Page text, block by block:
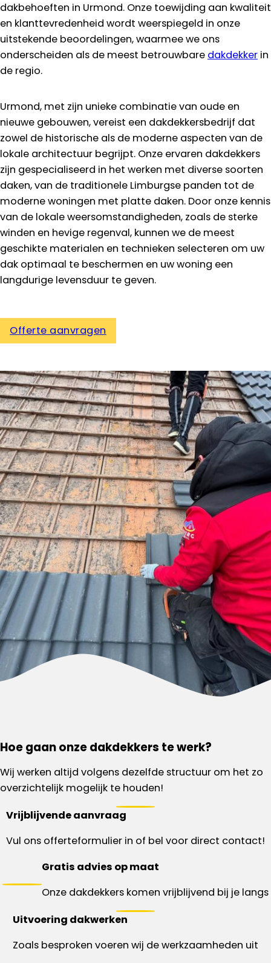
dakbehoeften in Urmond. Onze toewijding aan kwaliteit
en klanttevredenheid wordt weerspiegeld in onze
uitstekende beoordelingen, waarmee we ons
onderscheiden als de meest betrouwbare dakdekker in
de regio.
Urmond, met zijn unieke combinatie van oude en
nieuwe gebouwen, vereist een dakdekkersbedrijf dat
zowel de historische als de moderne aspecten van de
lokale architectuur begrijpt. Onze ervaren dakdekkers
zijn gespecialiseerd in het werken met diverse soorten
daken, van de traditionele Limburgse panden tot de
moderne woningen met platte daken. Door onze kennis
van de lokale weersomstandigheden, zoals de sterke
winden en hevige regenval, kunnen we de meest
geschikte materialen en technieken selecteren om uw
dak optimaal te beschermen en uw woning een
langdurige levensduur te geven.
Offerte aanvragen
Hoe gaan onze dakdekkers te werk?
Wij werken altijd volgens dezelfde structuur om het zo
overzichtelijk mogelijk te houden!
Vrijblijvende aanvraag
Vul ons offerteformulier in of bel voor direct contact!
Gratis advies op maat
Onze dakdekkers komen vrijblijvend bij je langs
Uitvoering dakwerken
Zoals besproken voeren wij de werkzaamheden uit